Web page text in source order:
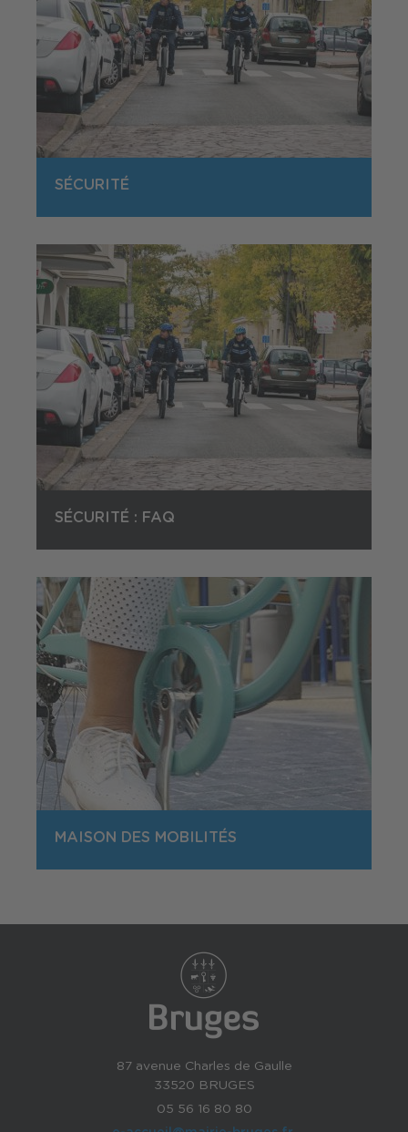
SÉCURITÉ
SÉCURITÉ : FAQ
MAISON DES MOBILITÉS
87 avenue Charles de Gaulle
33520 BRUGES
05 56 16 80 80